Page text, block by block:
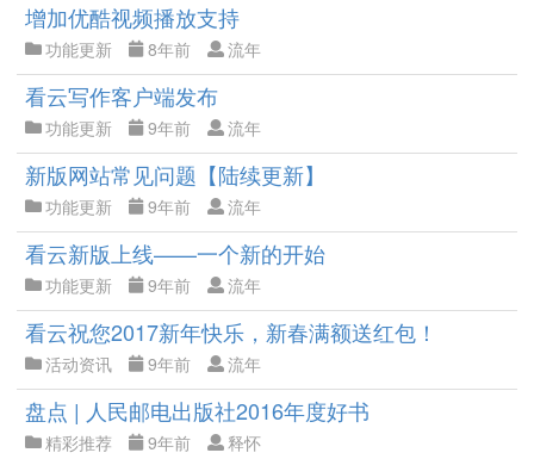
增加优酷视频播放支持
功能更新 8年前 流年
看云写作客户端发布
功能更新 9年前 流年
新版网站常见问题【陆续更新】
功能更新 9年前 流年
看云新版上线——一个新的开始
功能更新 9年前 流年
看云祝您2017新年快乐，新春满额送红包！
活动资讯 9年前 流年
盘点 | 人民邮电出版社2016年度好书
精彩推荐 9年前 释怀